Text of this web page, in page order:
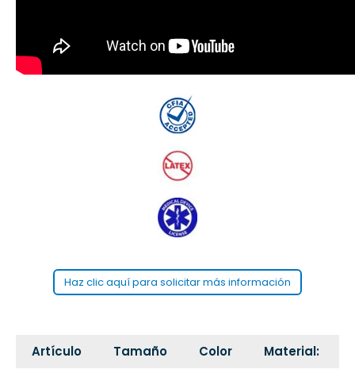
Haz clic aquí para solicitar más información
Artículo Tamaño Color Material: